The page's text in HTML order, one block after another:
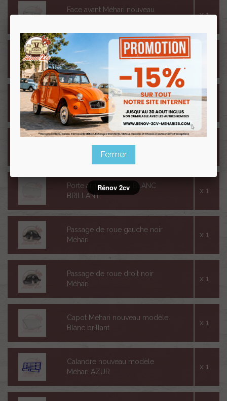
Face avant Méhari nouveau
x 1
Jupe arrière Méhari nouveau
modèle BLANC BRILLANT
Porte avant gauche Méhari
AZUR
x 1
Porte avant droit Méhari AZUR
Porte arrière Méhari BLANC
BRILLANT
x 1
Passage de roue gauche noir
Méhari
x 1
Passage de roue droit noir
Méhari
x 1
Capot Méhari nouveau modèle
Blanc brillant
x 1
Calandre nouveau modèle
Méhari AZUR
x 1
Fermer
Rénov 2cv